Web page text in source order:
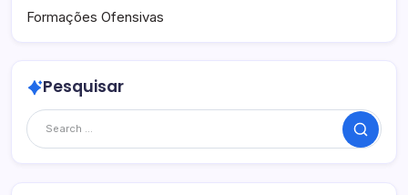
Formações Ofensivas
Pesquisar
Search